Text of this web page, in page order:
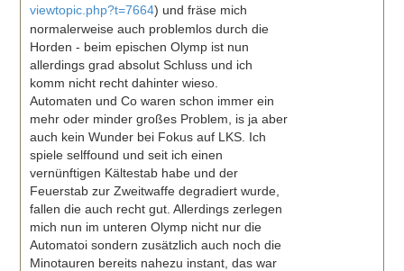
viewtopic.php?t=7664) und fräse mich
normalerweise auch problemlos durch die
Horden - beim epischen Olymp ist nun
allerdings grad absolut Schluss und ich
komm nicht recht dahinter wieso.
Automaten und Co waren schon immer ein
mehr oder minder großes Problem, is ja aber
auch kein Wunder bei Fokus auf LKS. Ich
spiele selffound und seit ich einen
vernünftigen Kältestab habe und der
Feuerstab zur Zweitwaffe degradiert wurde,
fallen die auch recht gut. Allerdings zerlegen
mich nun im unteren Olymp nicht nur die
Automatoi sondern zusätzlich auch noch die
Minotauren bereits nahezu instant, das war